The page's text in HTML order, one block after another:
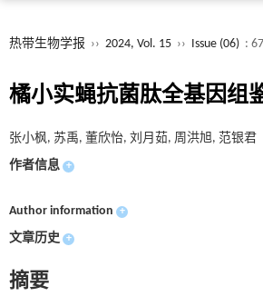
热带生物学报 ›› 2024, Vol. 15 ›› Issue (06) :
橘小实蝇抗菌肽全基因组
张小枫, 苏禹, 董欣怡, 刘月茹, 周洪旭, 范银君
作者信息 +
Author information +
文章历史 +
摘要